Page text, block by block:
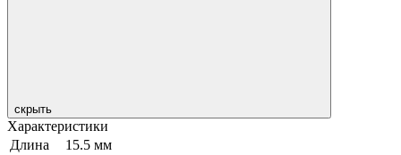
скрыть
Характеристики
Длина
15.5 мм